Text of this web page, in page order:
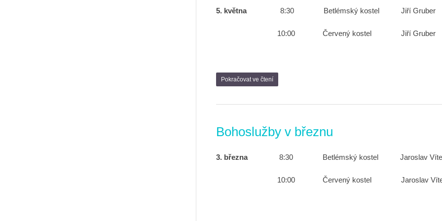
5. května 8:30 Betlémský kostel Jiří
10:00 Červený kostel Jiří Gruber
Pokračovat ve čtení
Bohoslužby v březnu
3. března 8:30 Betlémský kostel Jaroslav
10:00 Červený kostel Jaroslav